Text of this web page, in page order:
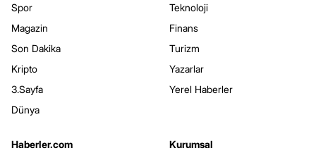
Spor
Magazin
Son Dakika
Kripto
3.Sayfa
Dünya
Teknoloji
Finans
Turizm
Yazarlar
Yerel Haberler
Haberler.com
Kurumsal